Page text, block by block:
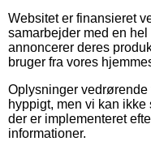
Websitet er finansieret
samarbejder med en
annoncerer deres
bruger fra vores
Oplysninger
hyppigt, men vi kan
der er implementeret
informationer.